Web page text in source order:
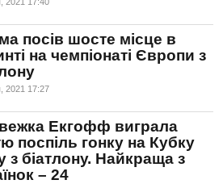
посів шосте місце в
на чемпіонаті Європи з
2021 17:27
Екгофф виграла
поспіль гонку на Кубку
з біатлону. Найкраща з
– 24